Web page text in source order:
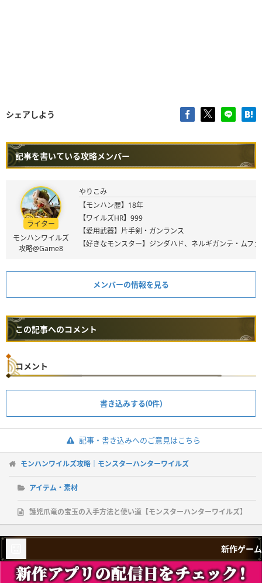
シェアしよう
記事を書いている攻略メンバー
ライター
モンハンワイルズ
攻略@Game8
やりこみ
【モンハン歴】18年
【ワイルズHR】999
【愛用武器】片手剣・ガンランス
【好きなモンスター】ジンダハド、ネルギガンテ・ムフ
メンバーの情報を見る
この記事へのコメント
コメント
書き込みする(0件)
記事・書き込みへのご意見はこちら
モンハンワイルズ攻略｜モンスターハンターワイルズ
アイテム・素材
護兇爪竜の宝玉の入手方法と使い道【モンスターハンターワイルズ】
新作ゲーム